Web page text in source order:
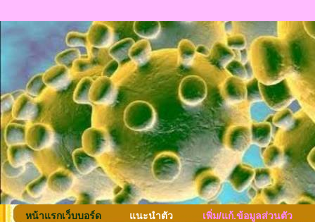
หน้าแรกเว็บบอร์ด แนะนำตัว เพิ่ม/แก้.ข้อมูลส่วนตัว